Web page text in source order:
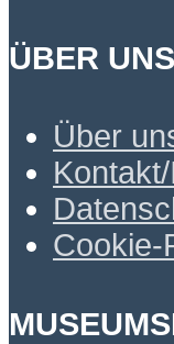
ÜBER UNS
Über
Cookie-